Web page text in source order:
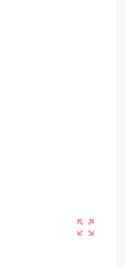
zoom_out_map